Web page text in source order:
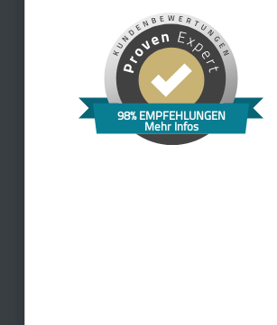
98% EMPFEHLUNGEN
Mehr Infos